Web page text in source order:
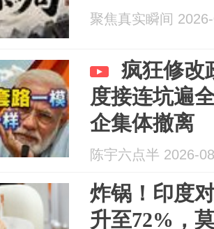
聚焦真实瞬间
疯狂修改
度接连坑遍
企集体撤离
陈宇六点半 2026-
炸锅！印度
升至72%，